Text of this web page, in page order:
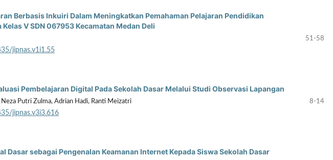
Berbasis Inkuiri Dalam Meningkatkan Pemahaman Pelajaran Pendidikan
V SDN 067953 Kecamatan Medan Deli
51-58
jipnas.v1i1.55
Pembelajaran Digital Pada Sekolah Dasar Melalui Studi Observasi Lapangan
Putri Zulma, Adrian Hadi, Ranti Meizatri 8-14
jipnas.v3i3.616
Dasar sebagai Pengenalan Keamanan Internet Kepada Siswa Sekolah Dasar